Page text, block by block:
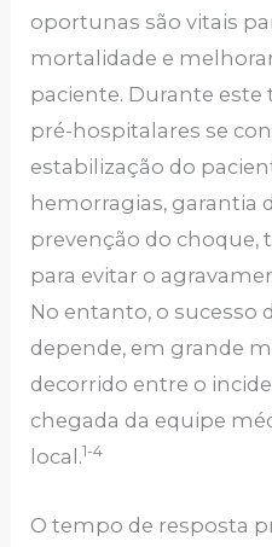
oportunas são vitais
mortalidade e
paciente. Durante este
pré-hospitalares se
estabilização do
hemorragias, garantia
prevenção do choque,
para evitar o
No entanto, o sucesso
depende, em grande
decorrido entre o
chegada da equipe
local.1-4
O tempo de resposta